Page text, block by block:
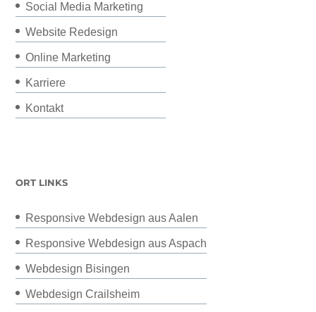
Social Media Marketing
Website Redesign
Online Marketing
Karriere
Kontakt
ORT LINKS
Responsive Webdesign aus Aalen
Responsive Webdesign aus Aspach
Webdesign Bisingen
Webdesign Crailsheim